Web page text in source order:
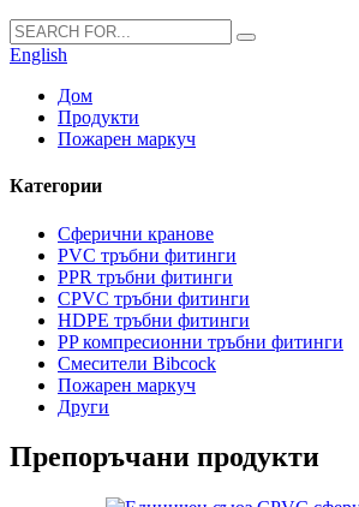
English
Дом
Продукти
Пожарен маркуч
Категории
Сферични кранове
PVC тръбни фитинги
PPR тръбни фитинги
CPVC тръбни фитинги
HDPE тръбни фитинги
PP компресионни тръбни фитинги
Смесители Bibcock
Пожарен маркуч
Други
Препоръчани продукти